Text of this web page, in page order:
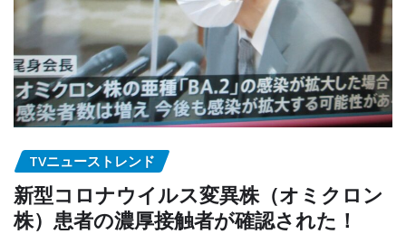
TVニューストレンド
新型コロナウイルス変異株（オミクロン
株）患者の濃厚接触者が確認された！